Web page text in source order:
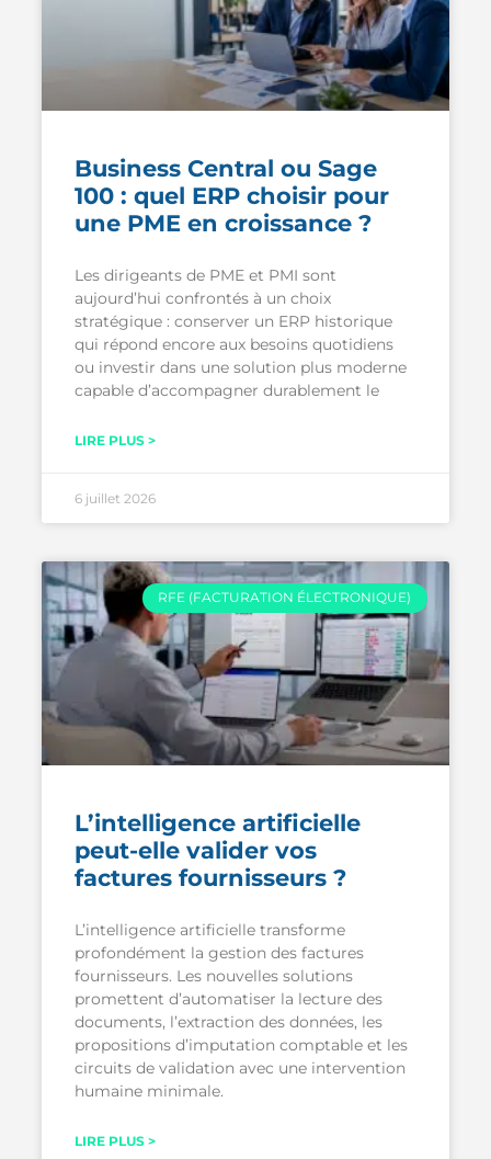
Business Central ou Sage
100 : quel ERP choisir pour
une PME en croissance ?
Les dirigeants de PME et PMI sont
aujourd’hui confrontés à un choix
stratégique : conserver un ERP historique
qui répond encore aux besoins quotidiens
ou investir dans une solution plus moderne
capable d’accompagner durablement le
LIRE PLUS >
6 juillet 2026
RFE (FACTURATION ÉLECTRONIQUE)
L’intelligence artificielle
peut-elle valider vos
factures fournisseurs ?
L’intelligence artificielle transforme
profondément la gestion des factures
fournisseurs. Les nouvelles solutions
promettent d’automatiser la lecture des
documents, l’extraction des données, les
propositions d’imputation comptable et les
circuits de validation avec une intervention
humaine minimale.
LIRE PLUS >